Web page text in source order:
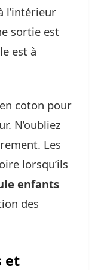
l’intérieur
sortie est
est à
coton pour
N’oubliez
Les
lorsqu’ils
enfants
des
et